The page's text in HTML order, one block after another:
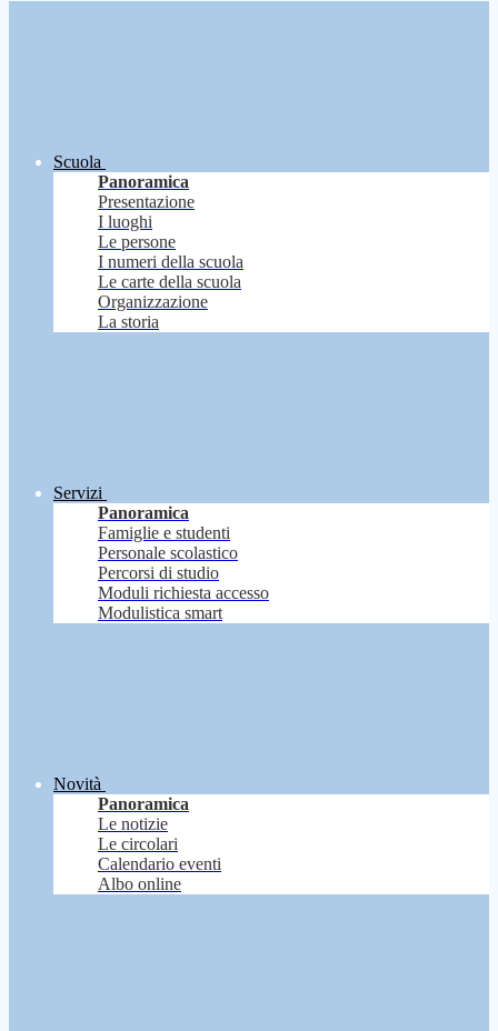
Scuola
Panoramica
Presentazione
I luoghi
Le persone
I numeri della scuola
Le carte della scuola
Organizzazione
La storia
Servizi
Panoramica
Famiglie e studenti
Personale scolastico
Percorsi di studio
Moduli richiesta accesso
Modulistica smart
Novità
Panoramica
Le notizie
Le circolari
Calendario eventi
Albo online